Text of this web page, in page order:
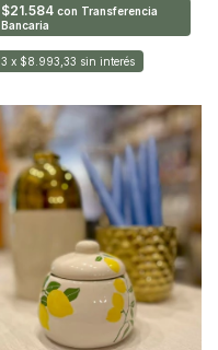
$21.584 con Transferencia
Bancaria
3 x $8.993,33 sin interés